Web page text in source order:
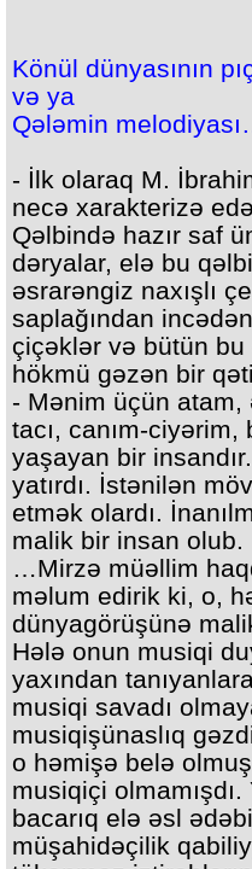
Könül dünyasının
və ya
Qələmin
- İlk olaraq M.
necə xarakterizə
Qəlbində hazır saf
dəryalar, elə bu
əsrarəngiz naxışlı
saplağından
çiçəklər və bütün bu
hökmü gəzən bir
- Mənim üçün atam,
tacı, canım-
yaşayan bir
yatırdı. İstənilən
etmək olardı.
malik bir insan olub.
…Mirzə müəllim
məlum edirik ki, o,
dünyagörüşünə
Hələ onun musiqi
yaxından
musiqi savadı
musiqişünaslıq
o həmişə belə
musiqiçi
bacarıq elə əsl
müşahidəçilik